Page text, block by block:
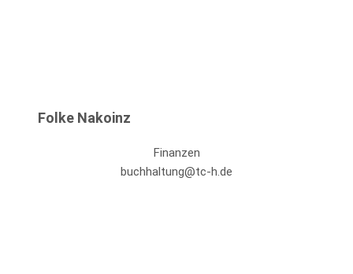
Folke Nakoinz
Finanzen
buchhaltung@tc-h.de